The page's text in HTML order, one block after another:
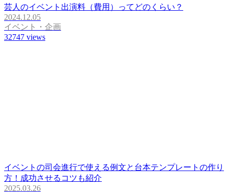
芸人のイベント出演料（費用）ってどのくらい？
2024.12.05
イベント・企画
32747 views
イベントの司会進行で使える例文と台本テンプレートの作り
方！成功させるコツも紹介
2025.03.26